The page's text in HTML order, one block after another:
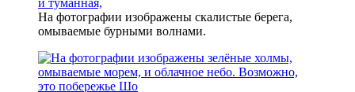
На фотографии изображены скалистые берега,
омываемые бурными волнами.